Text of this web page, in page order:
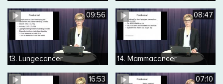
09:56
13. Lungecancer
08:47
14. Mammacancer
16:53 07:10